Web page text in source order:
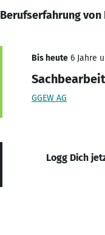
Berufserfahrung von
Bis heute 6 Jahre
GGEW AG
Logg Dich